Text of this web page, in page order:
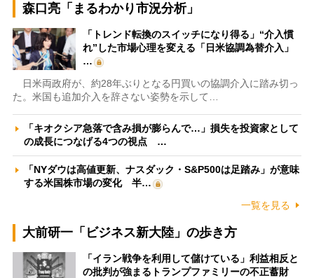
森口亮「まるわかり市況分析」
「トレンド転換のスイッチになり得る」“介入慣
れ”した市場心理を変える「日米協調為替介入」
…
日米両政府が、約28年ぶりとなる円買いの協調介入に踏み切っ
た。米国も追加介入を辞さない姿勢を示して…
「キオクシア急落で含み損が膨らんで…」損失を投資家として
の成長につなげる4つの視点 …
「NYダウは高値更新、ナスダック・S&P500は足踏み」が意味
する米国株市場の変化 半…
一覧を見る
大前研一「ビジネス新大陸」の歩き方
「イラン戦争を利用して儲けている」利益相反と
の批判が強まるトランプファミリーの不正蓄財